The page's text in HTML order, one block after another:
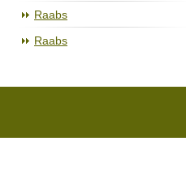
Raabs
Raabs